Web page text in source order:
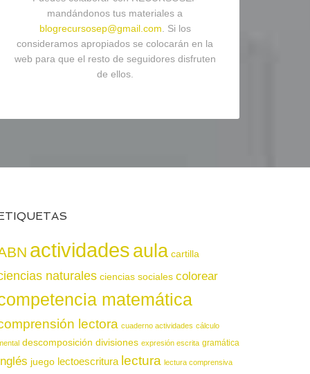
mandándonos tus materiales a
blogrecursosep@gmail.com . Si los
consideramos apropiados se colocarán en la
web para que el resto de seguidores disfruten
de ellos.
actividadesaula cartilla
naturales ciencias sociales colorear
matemática
lectora cuaderno actividades cálculo
descomposición divisiones expresión escrita gramática
juego lectoescritura lectura lectura comprensiva